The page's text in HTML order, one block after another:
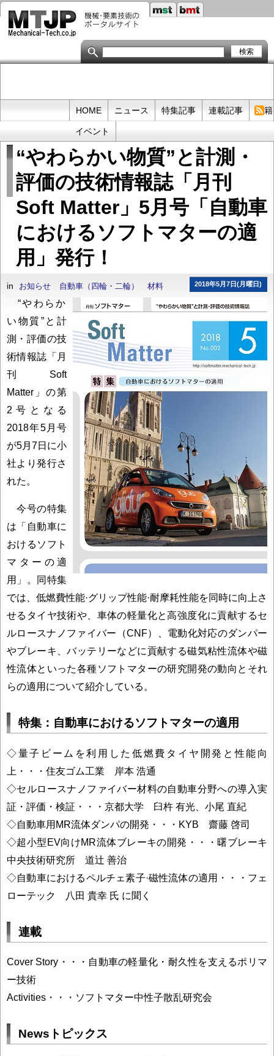
メ
イ
テ
HOME ニュース 特集記事 連載記事 書
イベント
“やわらかい物質”と計測・
評価の技術情報誌「月刊
Soft Matter」5月号「自動車
におけるソフトマターの適
用」発行！
2018年5月7日(月曜日)
in お知らせ 自動車（四輪・二輪） 材料
“やわらか
い物質”と計
測・評価の技
術情報誌「月
刊Soft
Matter」の第
2号となる
2018年5月号
が5月7日に小
社より発行さ
れた。
今号の特集
は「自動車に
おけるソフト
マターの適
用」。同特集
では、低燃費性能·グリップ性能·耐摩耗性能を同時に向上さ
せるタイヤ技術や、車体の軽量化と高強度化に貢献するセ
ルロースナノファイバー（CNF）、電動化対応のダンパー
やブレーキ、バッテリーなどに貢献する磁気粘性流体や磁
性流体といった各種ソフトマターの研究開発の動向とそれ
らの適用について紹介している。
特集：自動車におけるソフトマターの適用
◇量子ビームを利用した低燃費タイヤ開発と性能向
上・・・住友ゴム工業 岸本 浩通
◇セルロースナノファイバー材料の自動車分野への導入実
証・評価・検証・・・京都大学 臼杵 有光、小尾 直紀
◇自動車用MR流体ダンパの開発・・・KYB 齋藤 啓司
◇超小型EV向けMR流体ブレーキの開発・・・曙ブレーキ
中央技術研究所 道辻 善治
◇自動車におけるペルチェ素子·磁性流体の適用・・・フェ
ローテック 八田 貴幸 氏 に聞く
連載
Cover Story・・・自動車の軽量化・耐久性を支えるポリマ
ー技術
Activities・・・ソフトマター中性子散乱研究会
Newsトピックス